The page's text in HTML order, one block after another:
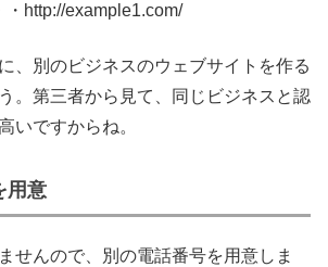
・http://example1.com/
、別のビジネスのウェブサイトを作る
。第三者から見て、同じビジネスと認
いですからね。
用意
せんので、別の電話番号を用意しま